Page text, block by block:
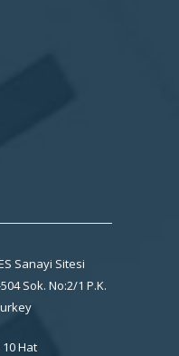
Sanayi Sitesi
Sok. No:2/1 P.K.
10 Hat